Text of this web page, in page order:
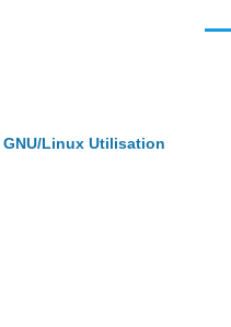
GNU/Linux Utilisation